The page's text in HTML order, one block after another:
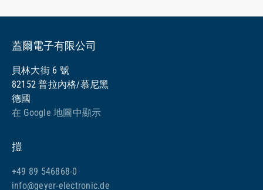
蓋爾電子有限公司
貝林大街 6 號
82152 普拉內格/慕尼黑
德國
在 Google 地圖中顯示
㨟
+49 89 546868-0
info@geyer-electronic.de